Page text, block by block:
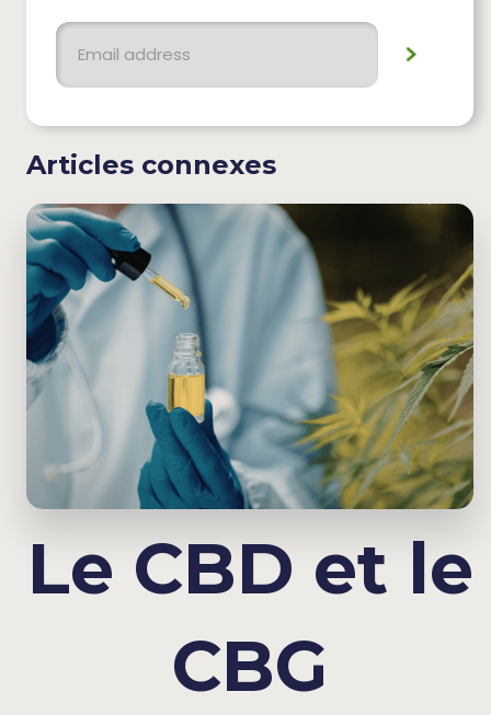
Articles connexes
Le CBD et le
CBG